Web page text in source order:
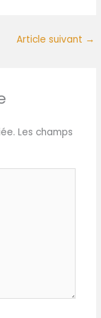
pour
les
poreux
liquides
à
et
Article suivant →
Les champs